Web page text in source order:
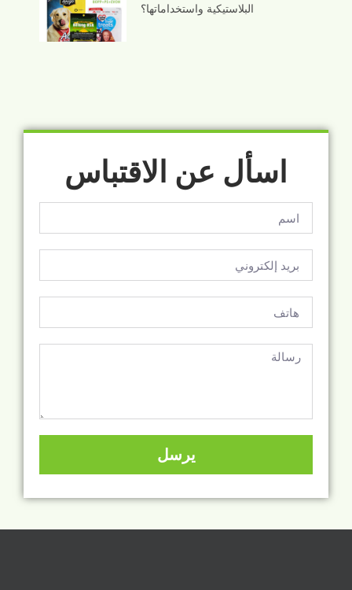
البلاستيكية واستخداماتها؟
اسأل عن الاقتباس
يرسل